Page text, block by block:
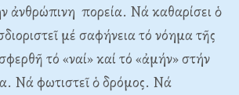
ἀνθρώπινη πορεία. Nά καθαρίσει ὁ
μέ σαφήνεια τό νόημα τῆς
τό «ναί» καί τό «ἀμήν» στήν
Nά φωτιστεῖ ὁ δρόμος. Nά